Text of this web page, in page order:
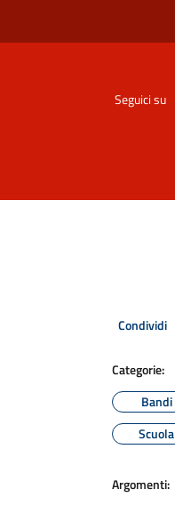
Seguici su
Condividi
Categorie:
Bandi
Scuola
Argomenti: